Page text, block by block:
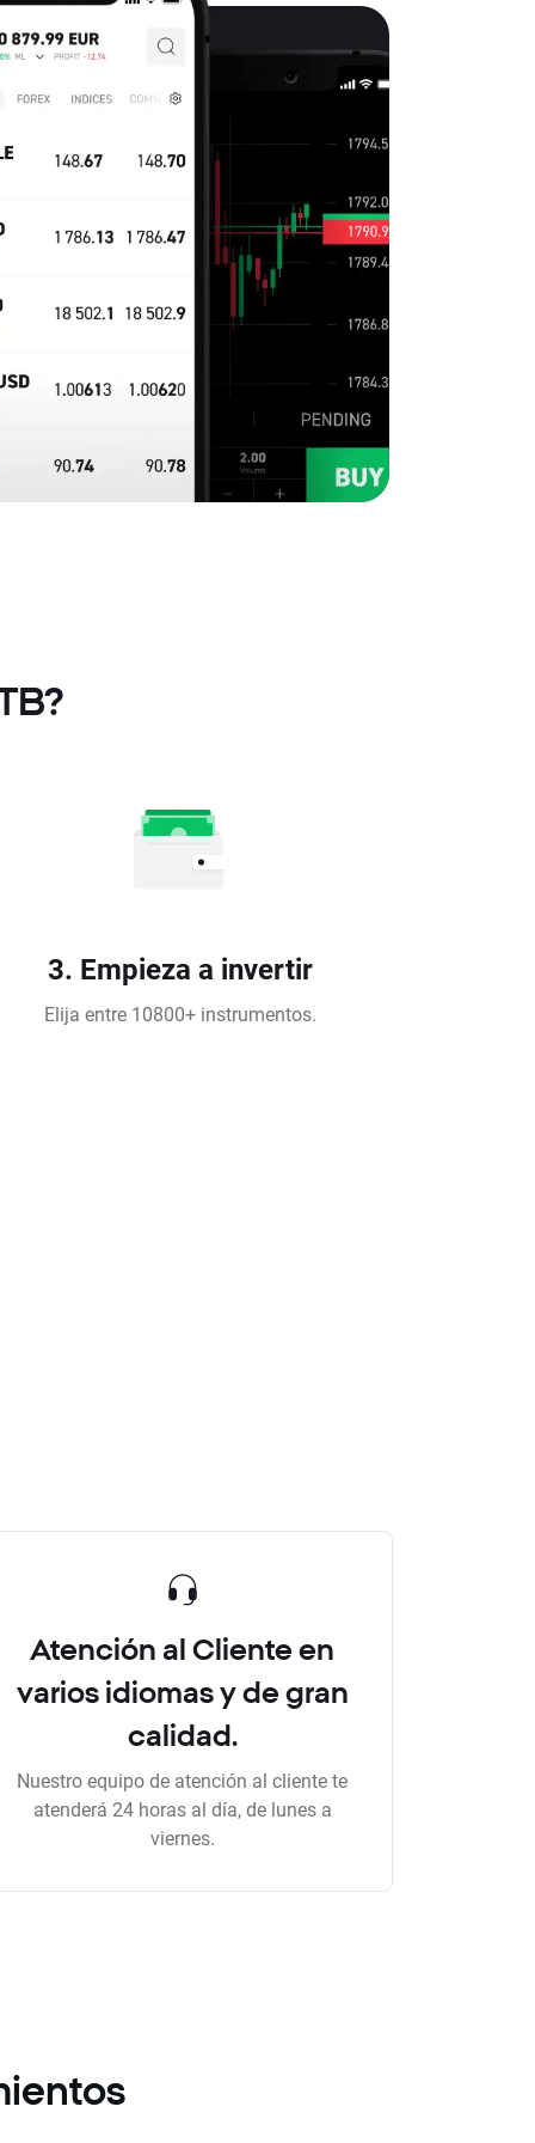
3. Empieza a invertir
Elija entre 10800+ instrumentos.
Atención al Cliente en
varios idiomas y de gran
calidad.
Nuestro equipo de atención al cliente te
atenderá 24 horas al día, de lunes a
viernes.